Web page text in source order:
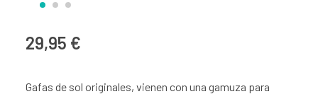
29,95 €
Gafas de sol originales, vienen con una gamuza para